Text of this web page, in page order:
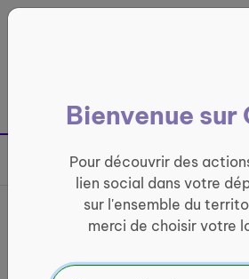
France entière
Bienvenue sur
Pour découvrir des
lien social dans votre
sur l'ensemble du
merci de choisir votre
Partager sur
Apporter une
Coubron
Panneau de gestion des cookies